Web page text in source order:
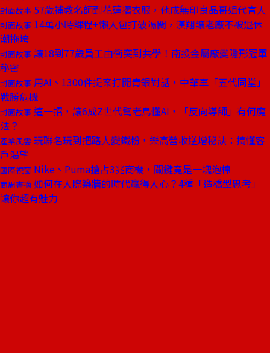
封面故事 57歲補教名師到花蓮摺衣服，他成無印良品哥姐代言人
封面故事 14萬小時課程+懶人包打破隔閡，漢翔讓老廠不被退休
潮拖垮
封面故事 讓18到77歲員工由衝突到共學！南投金屬廠變隱形冠軍
秘密
封面故事 用AI、1300件提案打開青銀對話，中華車「五代同堂」
戰勝危機
封面故事 這一招，讓6成Z世代幫老鳥懂AI，「反向導師」有何魔
法？
產業風雲 玩聯名玩到把路人變鐵粉，樂高營收逆增秘訣：搞懂客
戶渴望
國際視窗 Nike、Puma搶占3兆商機，關鍵竟是一塊泡棉
商周書摘 如何在人際築牆的時代贏得人心？4種「造橋型思考」
讓你超有魅力